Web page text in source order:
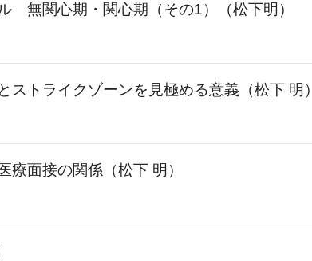
無関心期・関心期（その1）（松下明）
ストライクゾーンを見極める意義（松下 明）
療面接の関係（松下 明）